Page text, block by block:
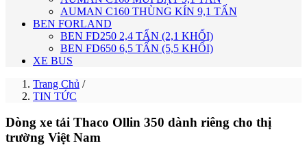
AUMAN C160 THÙNG KÍN 9,1 TẤN
BEN FORLAND
BEN FD250 2,4 TẤN (2,1 KHỐI)
BEN FD650 6,5 TẤN (5,5 KHỐI)
XE BUS
Trang Chủ /
TIN TỨC
Dòng xe tải Thaco Ollin 350 dành riêng cho thị
trường Việt Nam